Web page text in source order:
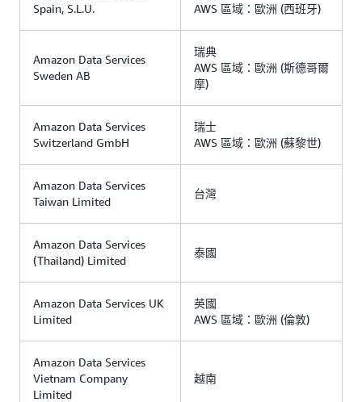
Spain, S.L.U.
AWS 區域：歐洲 (西班牙)
Amazon Data Services
Sweden AB
瑞典
AWS 區域：歐洲 (斯德哥爾
摩)
Amazon Data Services
Switzerland GmbH
瑞士
AWS 區域：歐洲 (蘇黎世)
Amazon Data Services
Taiwan Limited
台灣
Amazon Data Services
(Thailand) Limited
泰國
Amazon Data Services UK
Limited
英國
AWS 區域：歐洲 (倫敦)
Amazon Data Services
Vietnam Company
Limited
越南